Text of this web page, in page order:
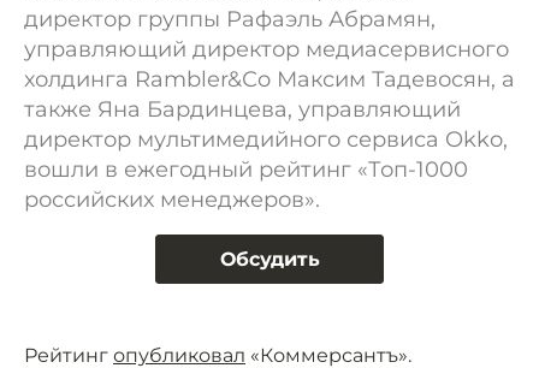
директор группы Рафаэль Абрамян,
управляющий директор медиасервисного
холдинга Rambler&Сo Максим Тадевосян, а
также Яна Бардинцева, управляющий
директор мультимедийного сервиса Okko,
вошли в ежегодный рейтинг «Топ-1000
российских менеджеров».
Обсудить
Рейтинг опубликовал «Коммерсантъ».